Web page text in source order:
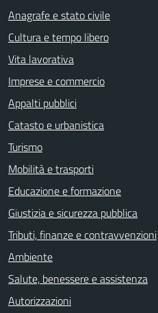
Anagrafe e stato civile
Cultura e tempo libero
Vita lavorativa
Imprese e commercio
Appalti pubblici
Catasto e urbanistica
Turismo
Mobilità e trasporti
Educazione e formazione
Giustizia e sicurezza pubblica
Tributi, finanze e contravvenzioni
Ambiente
Salute, benessere e assistenza
Autorizzazioni